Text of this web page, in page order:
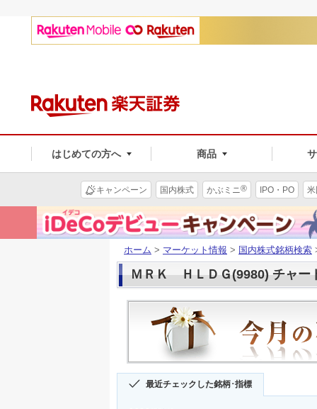
はじめての方へ 商品
キャンペーン 国内株式 かぶミニ® IPO・PO
ホーム > マーケット情報 > 国内株式銘柄検索
ＭＲＫ ＨＬＤＧ(9980) チャー
最近チェックした銘柄･指標